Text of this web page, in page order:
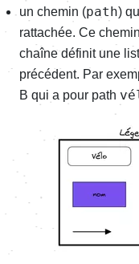
un chemin (path)
rattachée. Ce
chaîne définit une
précédent. Par
B qui a pour path
Image